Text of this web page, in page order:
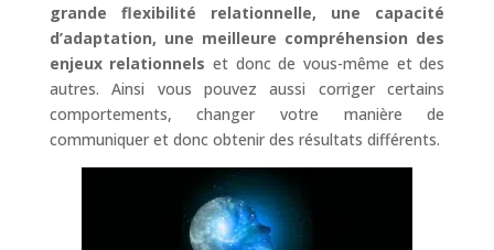
grande flexibilité relationnelle, une capacité
d’adaptation, une meilleure compréhension des
enjeux relationnels et donc de vous-même et des
autres. Ainsi vous pouvez aussi corriger certains
comportements, changer votre manière de
communiquer et donc obtenir des résultats différents.